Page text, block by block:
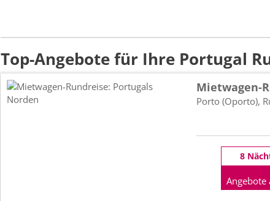
Top-Angebote für Ihre Portugal
Mietwagen-
Porto (Oporto),
8
Angebote